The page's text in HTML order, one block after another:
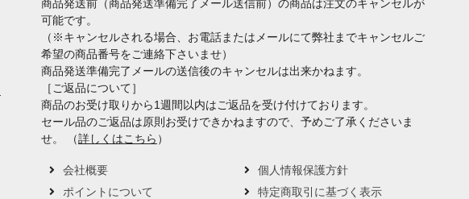
商品発送前（商品発送準備完了メール送信前）の商品は注文のキャンセルが
可能です。
（※キャンセルされる場合、お電話またはメールにて弊社までキャンセルご
希望の商品番号をご連絡下さいませ）
商品発送準備完了メールの送信後のキャンセルは出来かねます。
［ご返品について］
商品のお受け取りから1週間以内はご返品を受け付けております。
セール品のご返品は原則お受けできかねますので、予めご了承くださいま
せ。 （詳しくはこちら ）
会社概要
ポイントについて
個人情報保護方針
特定商取引に基づく表示